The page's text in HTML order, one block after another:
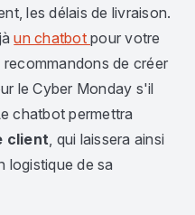
les délais de livraison.
un chatbot pour votre
de créer
le Cyber Monday s'il
chatbot permettra
client, qui laissera ainsi
logistique de sa